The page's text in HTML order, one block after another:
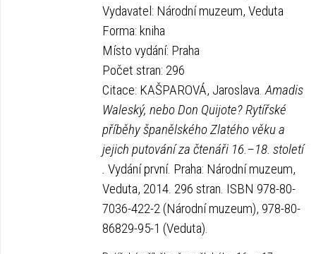
Vydavatel: Národní muzeum, Veduta
Forma: kniha
Místo vydání: Praha
Počet stran: 296
Citace: KAŠPAROVÁ, Jaroslava.Amadis
Waleský, nebo Don Quijote? Rytířské
příběhy španělského Zlatého věku a
jejich putování za čtenáři 16.–18. století
. Vydání první. Praha: Národní muzeum,
Veduta, 2014. 296 stran. ISBN 978-80-
7036-422-2 (Národní muzeum), 978-80-
86829-95-1 (Veduta).